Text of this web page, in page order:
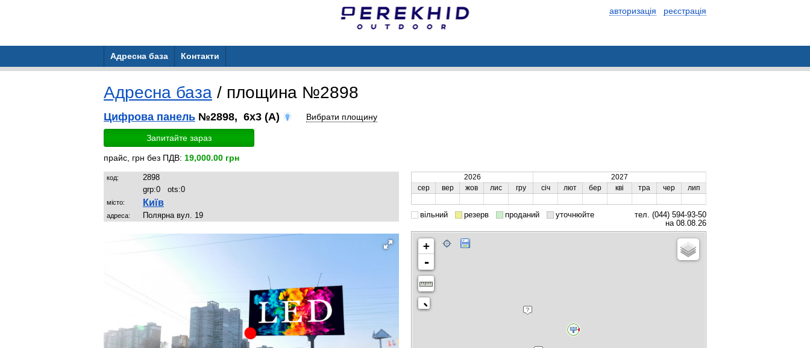
авторизація реєстрація
Адресна база Контакти
Адресна база / площина №2898
Цифрова панель №2898, 6x3 (A) Вибрати площину
Запитайте зараз
прайс, грн без ПДВ: 19,000.00 грн
код:
2898
grp:0 ots:0
місто: Київ
адреса: Полярна вул. 19
2026
2027
сер
вер жов лис гру січ лют бер кві тра чер лип
вільний резерв проданий уточнюйте
тел. (044) 594-93-50
на 08.08.26
+
-